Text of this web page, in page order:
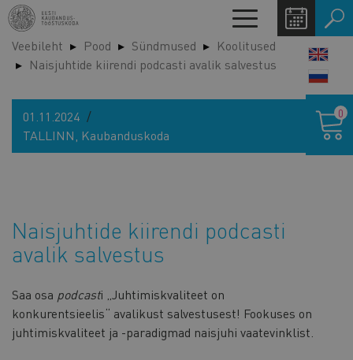
Liigu
edasi
põhisisu
juurde
Toggle
navigation
Veebileht Pood Sündmused
Koolitused
Naisjuhtide kiirendi podcasti avalik salvestus
01.11.2024
TALLINN, Kaubanduskoda
Naisjuhtide kiirendi podcasti
avalik salvestus
Saa osa podcasti „Juhtimiskvaliteet on
konkurentsieelis“ avalikust salvestusest! Fookuses on
juhtimiskvaliteet ja -paradigmad naisjuhi vaatevinklist.
0